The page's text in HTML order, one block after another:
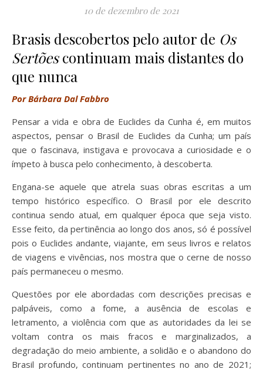
10 de dezembro de 2021
Brasis descobertos pelo autor de Os
Sertõescontinuam mais distantes do
que nunca
Por Bárbara Dal Fabbro
Pensar a vida e obra de Euclides da Cunha é, em muitos
aspectos, pensar o Brasil de Euclides da Cunha; um país
que o fascinava, instigava e provocava a curiosidade e o
ímpeto à busca pelo conhecimento, à descoberta.
Engana-se aquele que atrela suas obras escritas a um
tempo histórico específico. O Brasil por ele descrito
continua sendo atual, em qualquer época que seja visto.
Esse feito, da pertinência ao longo dos anos, só é possível
pois o Euclides andante, viajante, em seus livros e relatos
de viagens e vivências, nos mostra que o cerne de nosso
país permaneceu o mesmo.
Questões por ele abordadas com descrições precisas e
palpáveis, como a fome, a ausência de escolas e
letramento, a violência com que as autoridades da lei se
voltam contra os mais fracos e marginalizados, a
degradação do meio ambiente, a solidão e o abandono do
Brasil profundo, continuam pertinentes no ano de 2021;